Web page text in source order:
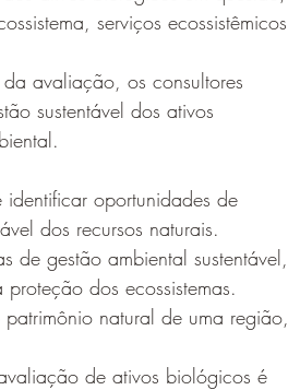
serviços ecossistêmicos
avaliação, os consultores
sustentável dos ativos
identificar oportunidades de
dos recursos naturais.
de gestão ambiental sustentável,
dos ecossistemas.
natural de uma região,
de ativos biológicos é